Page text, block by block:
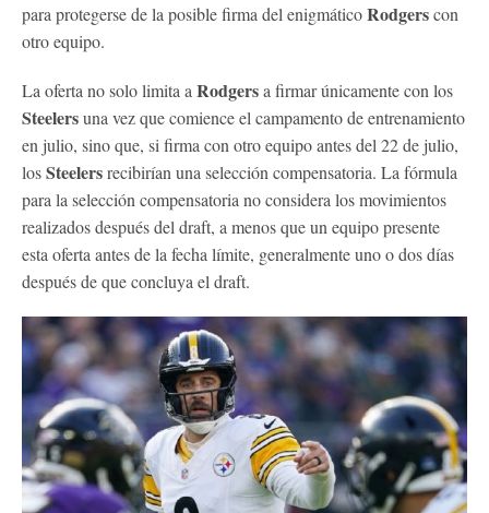
para protegerse de la posible firma del enigmáticoRodgerscon
otro equipo.
La oferta no solo limita a Rodgersa firmar únicamente con los
Steelersuna vez que comience el campamento de entrenamiento
en julio, sino que, si firma con otro equipo antes del 22 de julio,
losSteelersrecibirían una selección compensatoria. La fórmula
para la selección compensatoria no considera los movimientos
realizados después del draft, a menos que un equipo presente
esta oferta antes de la fecha límite, generalmente uno o dos días
después de que concluya el draft.